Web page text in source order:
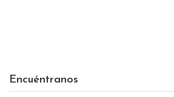
Encuéntranos